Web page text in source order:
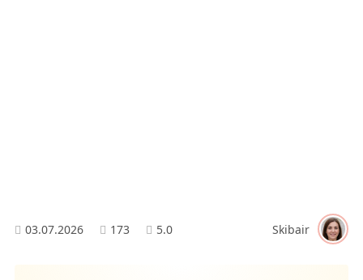
03.07.2026 173 5.0 Skibair